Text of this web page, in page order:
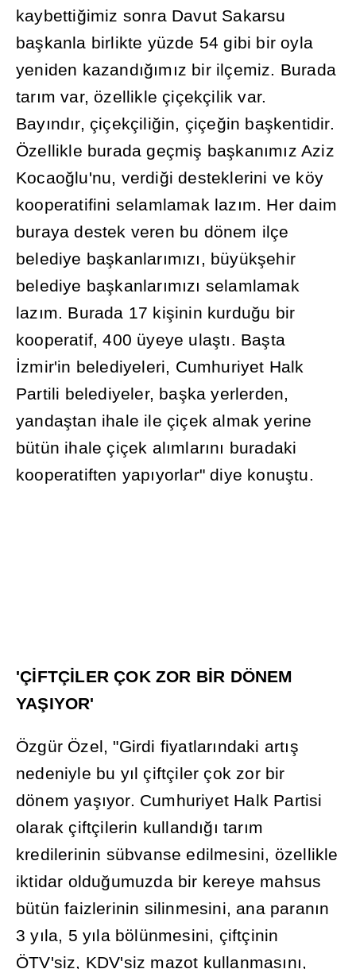
kaybettiğimiz sonra Davut Sakarsu
başkanla birlikte yüzde 54 gibi bir oyla
yeniden kazandığımız bir ilçemiz. Burada
tarım var, özellikle çiçekçilik var.
Bayındır, çiçekçiliğin, çiçeğin başkentidir.
Özellikle burada geçmiş başkanımız Aziz
Kocaoğlu'nu, verdiği desteklerini ve köy
kooperatifini selamlamak lazım. Her daim
buraya destek veren bu dönem ilçe
belediye başkanlarımızı , büyükşehir
belediye başkanlarımızı selamlamak
lazım. Burada 17 kişinin kurduğu bir
kooperatif, 400 üyeye ulaştı . Başta
İzmir'in belediyeleri, Cumhuriyet Halk
Partili belediyeler, başka yerlerden,
yandaştan ihale ile çiçek almak yerine
bütün ihale çiçek alımlarını buradaki
kooperatiften yapıyorlar" diye konuştu.
'ÇİFTÇİLER ÇOK ZOR BİR DÖNEM
YAŞIYOR'
Özgür Özel, "Girdi fiyatlarındaki artış
nedeniyle bu yıl çiftçiler çok zor bir
dönem yaşıyor. Cumhuriyet Halk Partisi
olarak çiftçilerin kullandığı tarım
kredilerinin sübvanse edilmesini, özellikle
iktidar olduğumuzda bir kereye mahsus
bütün faizlerinin silinmesini, ana paranın
3 yıla, 5 yıla bölünmesini, çiftçinin
ÖTV'siz, KDV'siz mazot kullanmasını,